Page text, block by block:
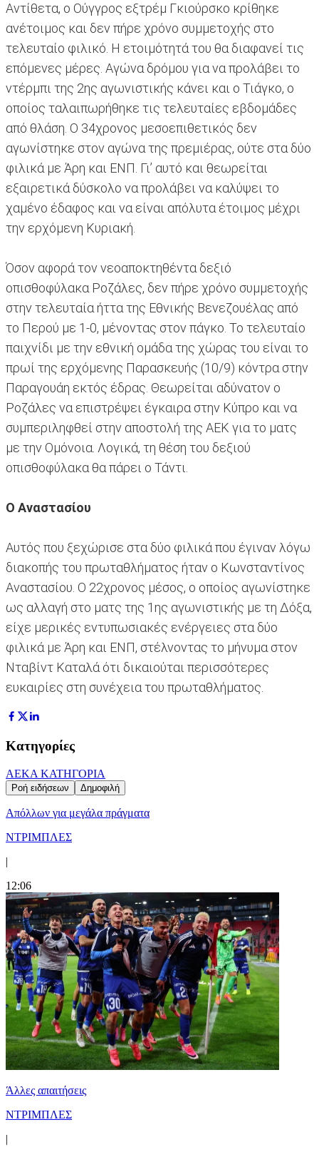
Αντίθετα, ο Ούγγρος εξτρέμ Γκιούρσκο κρίθηκε
ανέτοιμος και δεν πήρε χρόνο συμμετοχής στο
τελευταίο φιλικό. Η ετοιμότητά του θα διαφανεί τις
επόμενες μέρες. Αγώνα δρόμου για να προλάβει το
ντέρμπι της 2ης αγωνιστικής κάνει και ο Τιάγκο, ο
οποίος ταλαιπωρήθηκε τις τελευταίες εβδομάδες
από θλάση. Ο 34χρονος μεσοεπιθετικός δεν
αγωνίστηκε στον αγώνα της πρεμιέρας, ούτε στα δύο
φιλικά με Άρη και ΕΝΠ. Γι’ αυτό και θεωρείται
εξαιρετικά δύσκολο να προλάβει να καλύψει το
χαμένο έδαφος και να είναι απόλυτα έτοιμος μέχρι
την ερχόμενη Κυριακή.
Όσον αφορά τον νεοαποκτηθέντα δεξιό
οπισθοφύλακα Ροζάλες, δεν πήρε χρόνο συμμετοχής
στην τελευταία ήττα της Εθνικής Βενεζουέλας από
το Περού με 1-0, μένοντας στον πάγκο. Το τελευταίο
παιχνίδι με την εθνική ομάδα της χώρας του είναι το
πρωί της ερχόμενης Παρασκευής (10/9) κόντρα στην
Παραγουάη εκτός έδρας. Θεωρείται αδύνατον ο
Ροζάλες να επιστρέψει έγκαιρα στην Κύπρο και να
συμπεριληφθεί στην αποστολή της ΑΕΚ για το ματς
με την Ομόνοια. Λογικά, τη θέση του δεξιού
οπισθοφύλακα θα πάρει ο Τάντι.
Ο Αναστασίου
Αυτός που ξεχώρισε στα δύο φιλικά που έγιναν λόγω
διακοπής του πρωταθλήματος ήταν ο Κωνσταντίνος
Αναστασίου. Ο 22χρονος μέσος, ο οποίος αγωνίστηκε
ως αλλαγή στο ματς της 1ης αγωνιστικής με τη Δόξα,
είχε μερικές εντυπωσιακές ενέργειες στα δύο
φιλικά με Άρη και ΕΝΠ, στέλνοντας το μήνυμα στον
Νταβίντ Καταλά ότι δικαιούται περισσότερες
ευκαιρίες στη συνέχεια του πρωταθλήματος.
Κατηγορίες
ΑΕΚΑ ΚΑΤΗΓΟΡΙΑ
Ροή ειδήσεων Δημοφιλή
Απόλλων για μεγάλα πράγματα
ΝΤΡΙΜΠΛΕΣ
|
12:06
Άλλες απαιτήσεις
ΝΤΡΙΜΠΛΕΣ
|